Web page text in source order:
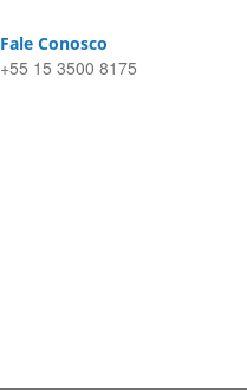
Fale Conosco
+55 15 3500 8175